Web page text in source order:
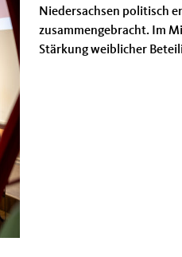
Niedersachsen politisch
zusammengebracht. Im
Stärkung weiblicher